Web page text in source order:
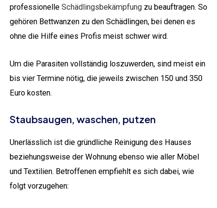
professionelle Schädlingsbekämpfung zu beauftragen. So
gehören Bettwanzen zu den Schädlingen, bei denen es
ohne die Hilfe eines Profis meist schwer wird.
Um die Parasiten vollständig loszuwerden, sind meist ein
bis vier Termine nötig, die jeweils zwischen 150 und 350
Euro kosten.
Staubsaugen, waschen, putzen
Unerlässlich ist die gründliche Reinigung des Hauses
beziehungsweise der Wohnung ebenso wie aller Möbel
und Textilien. Betroffenen empfiehlt es sich dabei, wie
folgt vorzugehen: